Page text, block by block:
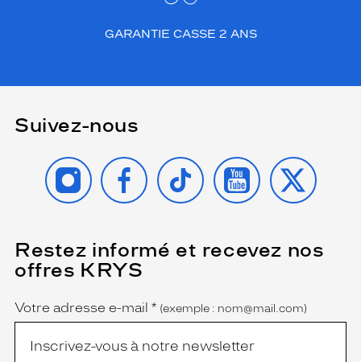
GARANTIE CASSE 2 ANS
Suivez-nous
INSTAGRAMFACEBOOK
TIKTOK YOUTUBE
X
Restez informé et recevez nos
offres KRYS
Name
Votre adresse e-mail *
(Ce
champ
est
obligatoire)
(exemple : nom@mail.com)